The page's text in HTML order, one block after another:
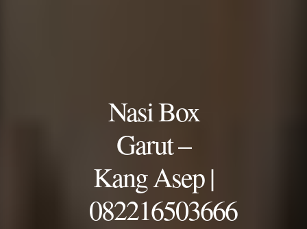
Nasi Box
Garut –
Kang Asep |
082216503666